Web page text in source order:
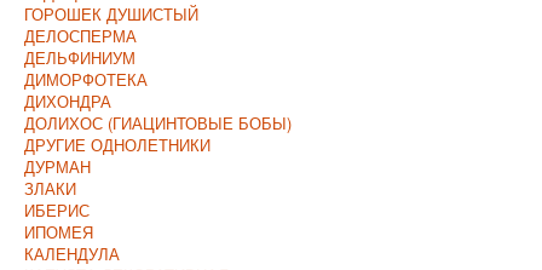
ГОРОШЕК ДУШИСТЫЙ
ДЕЛОСПЕРМА
ДЕЛЬФИНИУМ
ДИМОРФОТЕКА
ДИХОНДРА
ДОЛИХОС (ГИАЦИНТОВЫЕ БОБЫ)
ДРУГИЕ ОДНОЛЕТНИКИ
ДУРМАН
ЗЛАКИ
ИБЕРИС
ИПОМЕЯ
КАЛЕНДУЛА